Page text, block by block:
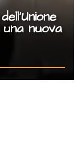
nuova